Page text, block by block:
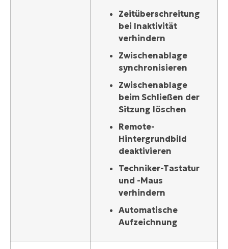
Zeitüberschreitung
bei Inaktivität
verhindern
Zwischenablage
synchronisieren
Zwischenablage
beim Schließen der
Sitzung löschen
Remote-
Hintergrundbild
deaktivieren
Techniker-Tastatur
und -Maus
verhindern
Automatische
Aufzeichnung